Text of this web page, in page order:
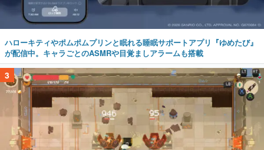
ハローキティやポムポムプリンと眠れる睡眠サポートアプリ『ゆめたび』
が配信中。キャラごとのASMRや目覚ましアラームも搭載
3